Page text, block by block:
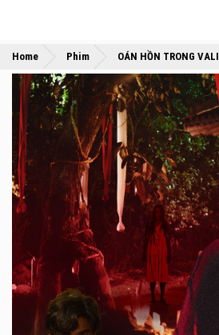
Home Phim OÁN HỒN TRONG VALI